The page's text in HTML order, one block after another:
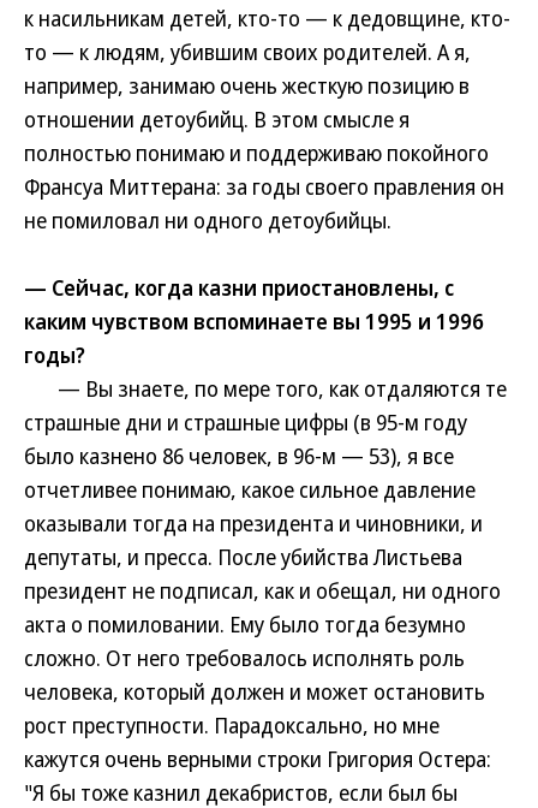
к насильникам детей, кто-то — к дедовщине, кто-
то — к людям, убившим своих родителей. А я,
например, занимаю очень жесткую позицию в
отношении детоубийц. В этом смысле я
полностью понимаю и поддерживаю покойного
Франсуа Миттерана: за годы своего правления он
не помиловал ни одного детоубийцы.
— Сейчас, когда казни приостановлены, с
каким чувством вспоминаете вы 1995 и 1996
годы?
— Вы знаете, по мере того, как отдаляются те
страшные дни и страшные цифры (в 95-м году
было казнено 86 человек, в 96-м — 53), я все
отчетливее понимаю, какое сильное давление
оказывали тогда на президента и чиновники, и
депутаты, и пресса. После убийства Листьева
президент не подписал, как и обещал, ни одного
акта о помиловании. Ему было тогда безумно
сложно. От него требовалось исполнять роль
человека, который должен и может остановить
рост преступности. Парадоксально, но мне
кажутся очень верными строки Григория Остера:
"Я бы тоже казнил декабристов, если был бы